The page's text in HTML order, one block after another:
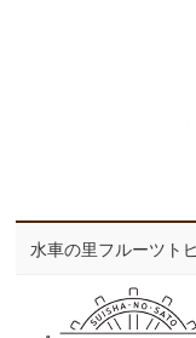
水車の里フルーツト